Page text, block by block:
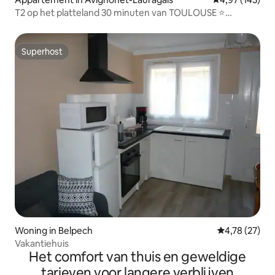
T2 op het platteland 30 minuten van TOULOUSE ⭐
Superhost
Superhost
Woning in Belpech Gemiddelde
4,78 (27)
Vakantiehuis
Het comfort van thuis en geweldige